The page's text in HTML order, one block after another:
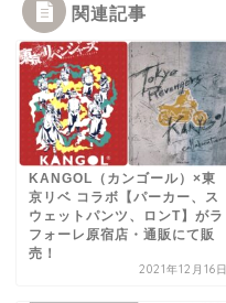
関連記事
KANGOL（カンゴール）×東
京リベ コラボ【パーカー、ス
ウェットパンツ、ロンT】がラ
フォーレ原宿店・通販にて販
売！
2021年12月16日